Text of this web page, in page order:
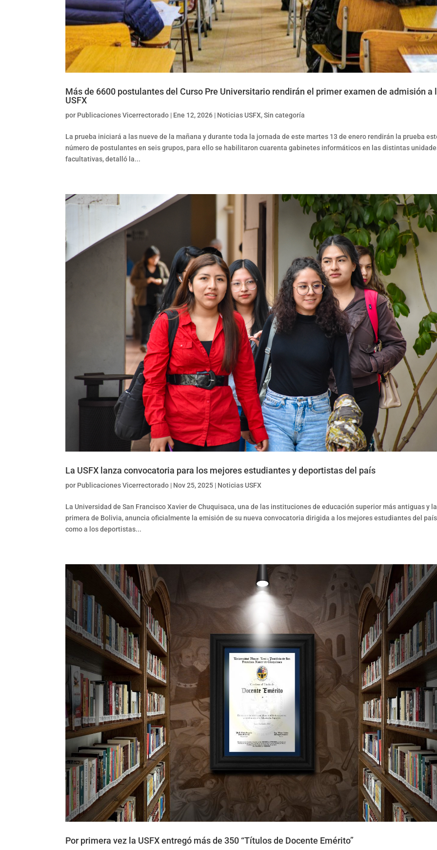
Más de 6600 postulantes del Curso Pre Universitario rendirán el primer examen de admisión a
USFX
por Publicaciones Vicerrectorado | Ene 12, 2026 | Noticias USFX,Sin categoría
La prueba iniciará a las nueve de la mañana y durante toda la jornada de este martes 13 de enero rendirán la prueba
número de postulantes en seis grupos, para ello se habilitaron cuarenta gabinetes informáticos en las distintas
facultativas, detalló la...
La USFX lanza convocatoria para los mejores estudiantes y deportistas del país
por Publicaciones Vicerrectorado | Nov 25, 2025 | Noticias USFX
La Universidad de San Francisco Xavier de Chuquisaca, una de las instituciones de educación superior más antiguas y la
primera de Bolivia, anuncia oficialmente la emisión de su nueva convocatoria dirigida a los mejores estudiantes del
como a los deportistas...
Por primera vez la USFX entregó más de 350 “Títulos de Docente Emérito”